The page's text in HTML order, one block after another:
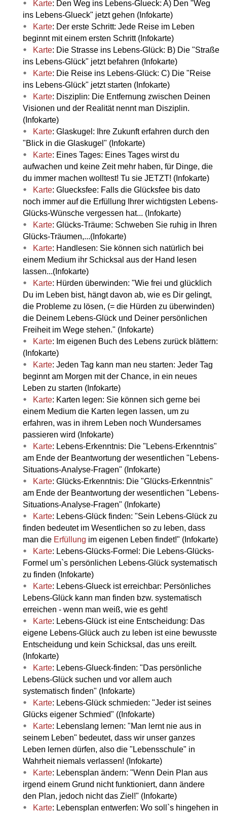
Karte: Den Weg ins Lebens-Glueck: A) Den "Weg
ins Lebens-Glueck" jetzt gehen (Infokarte)
Karte: Der erste Schritt: Jede Reise im Leben
beginnt mit einem ersten Schritt (Infokarte)
Karte: Die Strasse ins Lebens-Glück: B) Die "Straße
ins Lebens-Glück" jetzt befahren (Infokarte)
Karte: Die Reise ins Lebens-Glück: C) Die "Reise
ins Lebens-Glück" jetzt starten (Infokarte)
Karte: Disziplin: Die Entfernung zwischen Deinen
Visionen und der Realität nennt man Disziplin.
(Infokarte)
Karte: Glaskugel: Ihre Zukunft erfahren durch den
"Blick in die Glaskugel" (Infokarte)
Karte: Eines Tages: Eines Tages wirst du
aufwachen und keine Zeit mehr haben, für Dinge, die
du immer machen wolltest! Tu sie JETZT! (Infokarte)
Karte: Gluecksfee: Falls die Glücksfee bis dato
noch immer auf die Erfüllung Ihrer wichtigsten Lebens-
Glücks-Wünsche vergessen hat... (Infokarte)
Karte: Glücks-Träume: Schweben Sie ruhig in Ihren
Glücks-Träumen,...(Infokarte)
Karte: Handlesen: Sie können sich natürlich bei
einem Medium ihr Schicksal aus der Hand lesen
lassen...(Infokarte)
Karte: Hürden überwinden: "Wie frei und glücklich
Du im Leben bist, hängt davon ab, wie es Dir gelingt,
die Probleme zu lösen, (= die Hürden zu überwinden)
die Deinem Lebens-Glück und Deiner persönlichen
Freiheit im Wege stehen." (Infokarte)
Karte: Im eigenen Buch des Lebens zurück blättern:
(Infokarte)
Karte: Jeden Tag kann man neu starten: Jeder Tag
beginnt am Morgen mit der Chance, in ein neues
Leben zu starten (Infokarte)
Karte: Karten legen: Sie können sich gerne bei
einem Medium die Karten legen lassen, um zu
erfahren, was in ihrem Leben noch Wundersames
passieren wird (Infokarte)
Karte: Lebens-Erkenntnis: Die "Lebens-Erkenntnis"
am Ende der Beantwortung der wesentlichen "Lebens-
Situations-Analyse-Fragen" (Infokarte)
Karte: Glücks-Erkenntnis: Die "Glücks-Erkenntnis"
am Ende der Beantwortung der wesentlichen "Lebens-
Situations-Analyse-Fragen" (Infokarte)
Karte: Lebens-Glück finden: "Sein Lebens-Glück zu
finden bedeutet im Wesentlichen so zu leben, dass
man die Erfüllung im eigenen Leben findet!" (Infokarte)
Karte: Lebens-Glücks-Formel: Die Lebens-Glücks-
Formel um`s persönlichen Lebens-Glück systematisch
zu finden (Infokarte)
Karte: Lebens-Glueck ist erreichbar: Persönliches
Lebens-Glück kann man finden bzw. systematisch
erreichen - wenn man weiß, wie es geht!
Karte: Lebens-Glück ist eine Entscheidung: Das
eigene Lebens-Glück auch zu leben ist eine bewusste
Entscheidung und kein Schicksal, das uns ereilt.
(Infokarte)
Karte: Lebens-Glueck-finden: "Das persönliche
Lebens-Glück suchen und vor allem auch
systematisch finden" (Infokarte)
Karte: Lebens-Glück schmieden: "Jeder ist seines
Glücks eigener Schmied" ((Infokarte)
Karte: Lebenslang lernen: "Man lernt nie aus in
seinem Leben" bedeutet, dass wir unser ganzes
Leben lernen dürfen, also die "Lebensschule" in
Wahrheit niemals verlassen! (Infokarte)
Karte: Lebensplan ändern: "Wenn Dein Plan aus
irgend einem Grund nicht funktioniert, dann ändere
den Plan, jedoch nicht das Ziel!" (Infokarte)
Karte: Lebensplan entwerfen: Wo soll`s hingehen in